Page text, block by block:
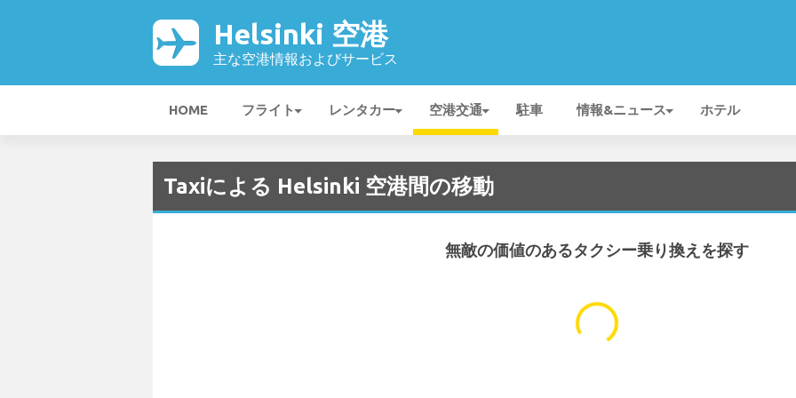
Helsinki 空港
主な空港情報およびサービス
HOME フライト レンタカー 空港交通 駐車 情報&ニュース ホテル
Taxiによる Helsinki 空港間の移動
無敵の価値のあるタクシー乗り換えを探す